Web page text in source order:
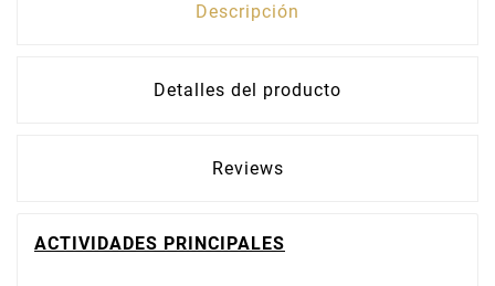
Descripción
Detalles del producto
Reviews
ACTIVIDADES PRINCIPALES